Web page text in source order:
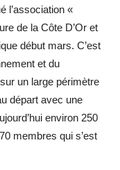
l’association «
de la Côte D’Or et
début mars. C’est
et du
un large périmètre
départ avec une
environ 250
membres qui s’est